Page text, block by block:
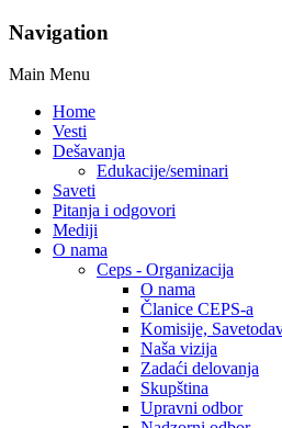
Navigation
Main Menu
Home
Vesti
Dešavanja
Edukacije/seminari
Saveti
Pitanja i odgovori
Mediji
O nama
Ceps - Organizacija
O nama
Članice CEPS-a
Komisije,
Naša vizija
Zadaći delovanja
Skupština
Upravni odbor